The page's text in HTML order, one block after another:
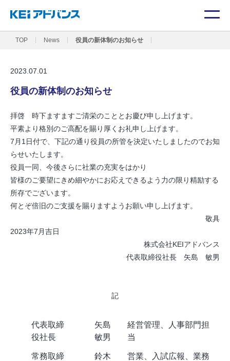
TOP News 役員の新体制のお知らせ
2023.07.01
役員の新体制のお知らせ
拝啓 時下ますますご清栄のこととお慶び申し上げます。
平素より格別のご高配を賜り厚くお礼申し上げます。
7月1日付で、 下記の通り役員の所管を決定いたしましたのでお知
らせいたします。
役員一同、今後さらに社業の充実をはかり
皆様のご要望にきめ細やかにお応えできるよう力の限り精励する
所存でございます。
何とぞ倍旧のご支援を賜りますようお願い申し上げます。
敬具
2023年7月吉日
株式会社KEIアドバンス
代表取締役社長 矢島 敏男
記
代表取締
役社長
矢島
敏男
経営管理、人事部門担
当
常務取締
鈴木
営業、入試広報、業務